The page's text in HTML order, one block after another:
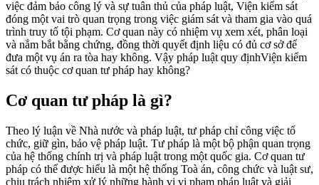
việc đảm bảo công lý và sự tuân thủ của pháp luật, Viện kiểm sát
đóng một vai trò quan trọng trong việc giám sát và tham gia vào quá
trình truy tố tội phạm. Cơ quan này có nhiệm vụ xem xét, phân loại
và nắm bắt bằng chứng, đồng thời quyết định liệu có đủ cơ sở để
đưa một vụ án ra tòa hay không. Vậy pháp luật quy địnhViện kiểm
sát có thuộc cơ quan tư pháp hay không?
Cơ quan tư pháp là gì?
Theo lý luận về Nhà nước và pháp luật, tư pháp chỉ công việc tổ
chức, giữ gìn, bảo vệ pháp luật. Tư pháp là một bộ phận quan trọng
của hệ thống chính trị và pháp luật trong một quốc gia. Cơ quan tư
pháp có thể được hiểu là một hệ thống Toà án, công chức và luật sư,
chịu trách nhiệm xử lý những hành vi vi phạm pháp luật và giải